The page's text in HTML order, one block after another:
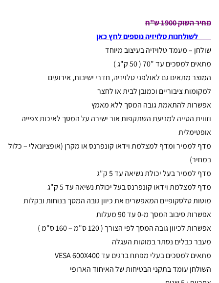
מחיר השוק 1900 ש"ח
לשולחנות טלויזיה נוספים לחץ כאן
שולחן – מעמד טלויזיה בעיצוב מיוחד
מתאים למסכים עד "70 ( 50 ק"ג )
המוצר מתאים גם לאולפני טלויזיה, חדרי ישיבות, אירועים
למקומות ציבוריים וכמובן לבית או לחצר
אפשרות להתאמת גובה המסך ללא מאמץ
וזווית הטייה למניעת השתקפות אור ישירה על המסך לאיכות צפייה
אופטימלית
מדף לממיר ומדף למצלמת וידאו קונפרנס או מקרן (אופציונאלי – כלול
במחיר)
מדף לממיר בעל יכולת נשיאה עד 5 ק"ג
מדף למצלמת וידאו קונפרנס בעל יכולת נשיאה עד 5 ק"ג
מוטות טלסקופיים המאפשרים את כיוון גובה המסך בנוחות ובקלות
אפשרות סיבוב המסך מ-0 עד 90 מעלות
אפשרות לכיוון גובה המסך לפי הצורך ( 120 ס"מ – 160 ס"מ )
מעבר כבלים נסתר במוטות העגלה
מתאים למסכים בעלי מפתח ברגים עד VESA 600X400
השולחן עומד בתקני הבטיחות של האיחוד הארופי